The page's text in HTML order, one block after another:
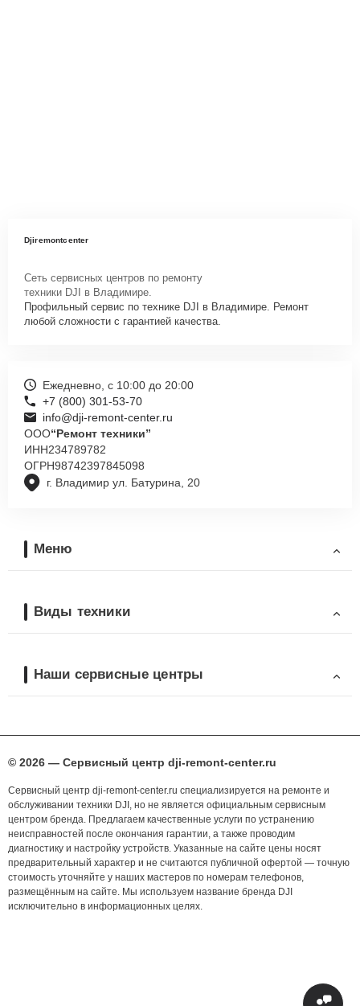
Djiremontcenter
Сеть сервисных центров по ремонту
техники DJI в Владимире.
Профильный сервис по технике DJI в Владимире. Ремонт
любой сложности с гарантией качества.
г. Владимир ул. Батурина, 20
Ежедневно, с 10:00 до 20:00
+7 (800) 301-53-70
info@dji-remont-center.ru
ООО“Ремонт техники”
ИНН234789782
ОГРН98742397845098
Меню
Виды техники
Наши сервисные центры
© 2026 — Сервисный центр dji-remont-center.ru
Сервисный центр dji-remont-center.ru специализируется на ремонте и
обслуживании техники DJI, но не является официальным сервисным
центром бренда. Предлагаем качественные услуги по устранению
неисправностей после окончания гарантии, а также проводим
диагностику и настройку устройств. Указанные на сайте цены носят
предварительный характер и не считаются публичной офертой — точную
стоимость уточняйте у наших мастеров по номерам телефонов,
размещённым на сайте. Мы используем название бренда DJI
исключительно в информационных целях.